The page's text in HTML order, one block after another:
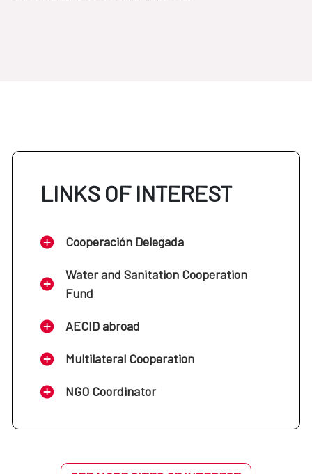
LINKS OF INTEREST
Cooperación Delegada
Water and Sanitation Cooperation
Fund
AECID abroad
Multilateral Cooperation
NGO Coordinator